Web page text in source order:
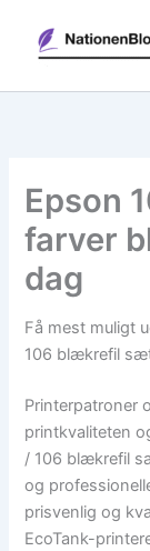
indholdet
Epson
farver
dag
Få mest muligt
106 blækrefil
Printerpatroner
printkvaliteten
/ 106 blækrefil
og
prisvenlig og
EcoTank-